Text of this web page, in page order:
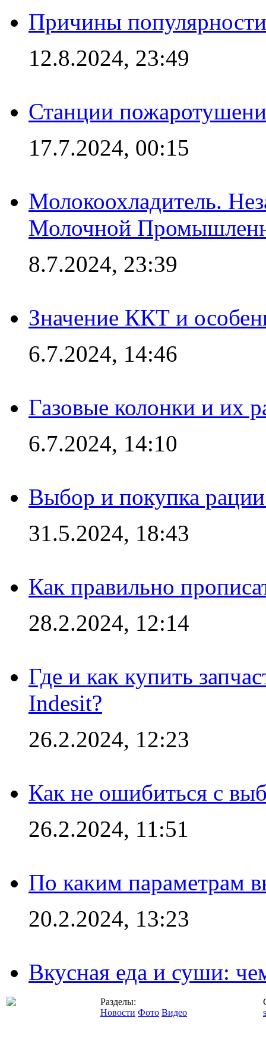
Причины
12.8.2024, 23:49
Станции
17.7.2024, 00:15
Молокоохладитель.
Молочной
8.7.2024, 23:39
Значение ККТ и
6.7.2024, 14:46
Газовые колонки и их
6.7.2024, 14:10
Выбор и покупка
31.5.2024, 18:43
Как правильно
28.2.2024, 12:14
Где и как купить
Indesit?
26.2.2024, 12:23
Как не ошибиться с
26.2.2024, 11:51
По каким параметрам
20.2.2024, 13:23
Вкусная еда и суши:
Разделы:
Новости Фото Видео